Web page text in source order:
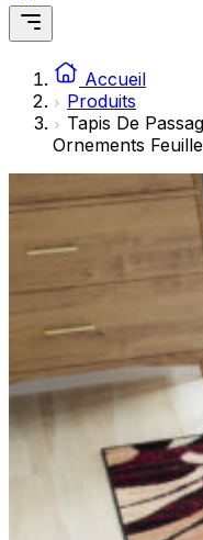
Accueil
Produits
Tapis De
Ornements
Les
Non
Les